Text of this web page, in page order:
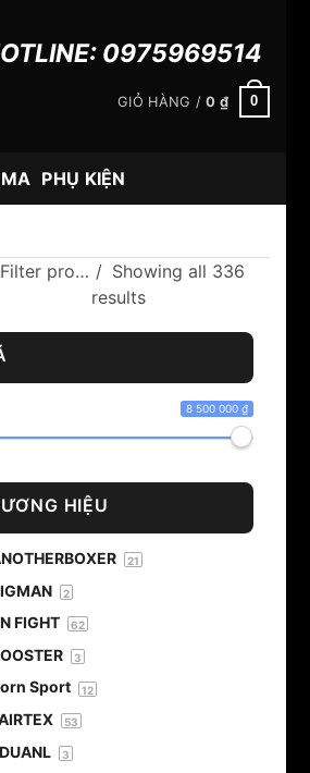
0975969514
GIỎ HÀNG /0 ₫ 0
PHỤ KIỆN
Filter products
Showing all 336
results
8 500 000 ₫
HIỆU
21
2
FIGHT 62
3
Sport 12
53
3